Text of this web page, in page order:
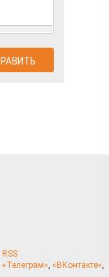
RSS
«Телеграм», «ВКонтакте»,